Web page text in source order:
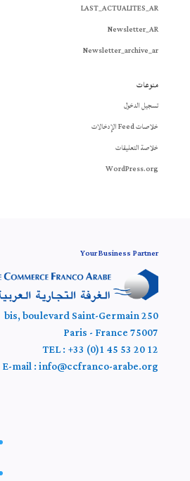
LAST_ACTUALITES_AR
Newsletter_AR
Newsletter_archive_ar
منوعات
تسجيل الدخول
خلاصات Feed الإدخالات
خلاصة التعليقات
WordPress.org
Your Business Partner
250 bis, boulevard Saint-Germain
75007 Paris - France
TEL : +33 (0)1 45 53 20 12
E-mail : info@ccfranco-arabe.org